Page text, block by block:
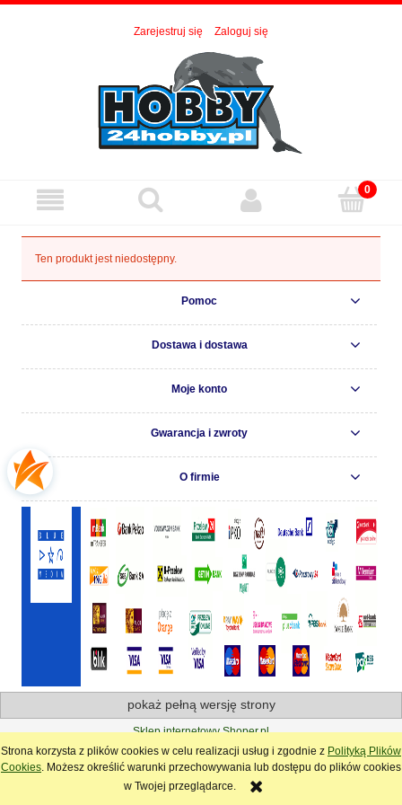
Strona korzysta z plików cookies w celu realizacji usług i zgodnie z Polityką Plików
Cookies. Możesz określić warunki przechowywania lub dostępu do plików cookies
w Twojej przeglądarce.
Zarejestruj się Zaloguj się
Ten produkt jest niedostępny.
Pomoc
Dostawa i dostawa
Moje konto
Gwarancja i zwroty
O firmie
pokaż pełną wersję strony
Sklep internetowy Shoper.pl